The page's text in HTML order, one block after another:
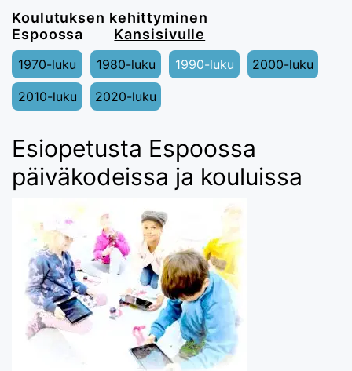
Koulutuksen kehittyminen
Espoossa Kansisivulle
1970-luku 1980-luku 1990-luku 2000-luku
2010-luku 2020-luku
Esiopetusta Espoossa
päiväkodeissa ja kouluissa